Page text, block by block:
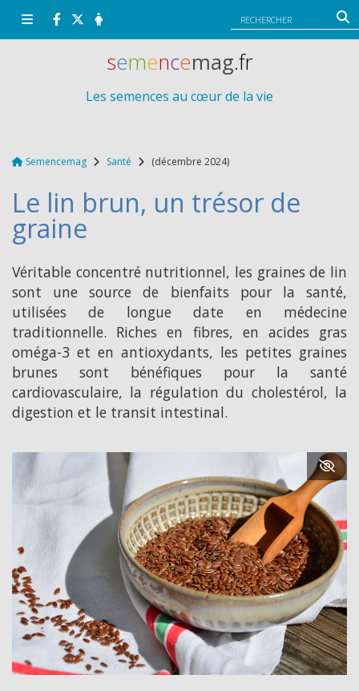
Semencemag Santé (décembre 2024)
Le lin brun, un trésor de
graine
Véritable concentré nutritionnel, les graines de lin
sont une source de bienfaits pour la santé,
utilisées de longue date en médecine
traditionnelle. Riches en fibres, en acides gras
oméga-3 et en antioxydants, les petites graines
brunes sont bénéfiques pour la santé
cardiovasculaire, la régulation du cholestérol, la
digestion et le transit intestinal.
semencemag.fr
Les semences au cœur de la vie
Panneau de gestion des cookies